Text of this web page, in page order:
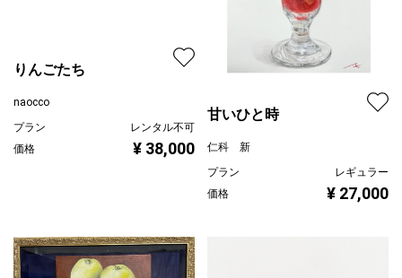
りんごたち
甘いひと時
仁科 新
プラン
レギュラー
価格
¥ 27,000